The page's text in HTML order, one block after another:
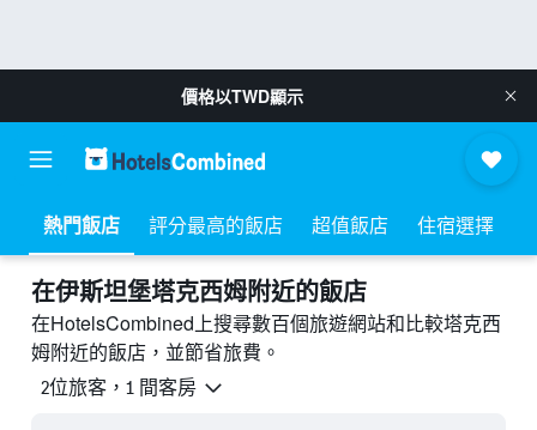
價格以TWD顯示
熱門飯店 評分最高的飯店 超值飯店 住宿選擇
​在伊斯坦堡塔克西姆附近​的飯店
在HotelsCombined上搜尋數百個旅遊網站和比較塔克西
姆附近的飯店，並節省旅費。
2位旅客，1 間客房